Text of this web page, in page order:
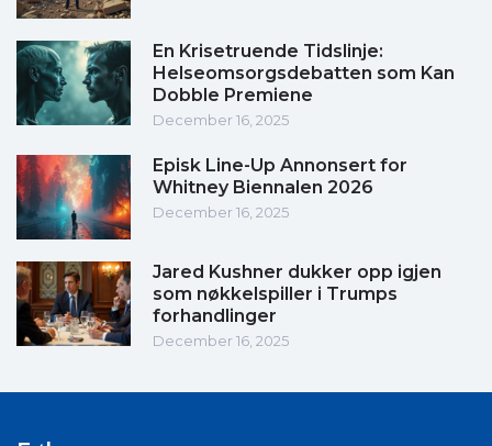
En Krisetruende Tidslinje:
Helseomsorgsdebatten som Kan
Dobble Premiene
December 16, 2025
Episk Line-Up Annonsert for
Whitney Biennalen 2026
December 16, 2025
Jared Kushner dukker opp igjen
som nøkkelspiller i Trumps
forhandlinger
December 16, 2025